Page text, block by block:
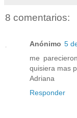
8 comentarios:
Anónimo 5
me
quisiera mas
Adriana
Responder